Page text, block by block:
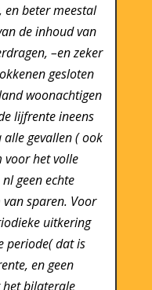
en beter meestal
de inhoud van
–en zeker
gesloten
woonachtigen
lijfrente ineens
gevallen ( ook
voor het volle
geen echte
sparen. Voor
uitkering
periode( dat is
en geen
bilaterale